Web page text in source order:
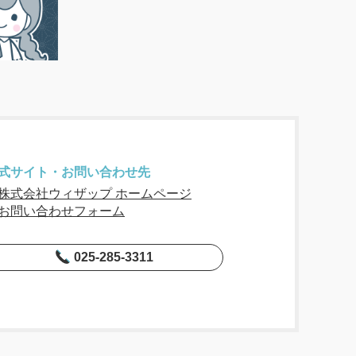
サイト・お問い合わせ先
式会社ウィザップ ホームページ
問い合わせフォーム
025-285-3311